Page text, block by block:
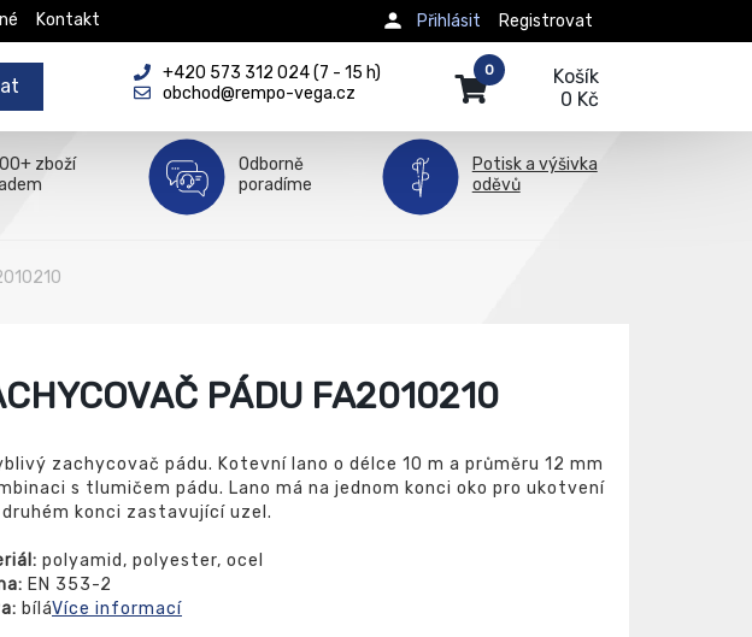
Kontakt Registrovat
Přihlásit
+420 573 312 024 (7 - 15 h)
obchod@rempo-vega.cz
Košík
0 Kč
0
zboží
Odborně
poradíme
Potisk a výšivka
oděvů
PÁDU FA2010210
zachycovač pádu. Kotevní lano o délce 10 m a průměru 12 mm
s tlumičem pádu. Lano má na jednom konci oko pro ukotvení
druhém konci zastavující uzel.
polyamid, polyester, ocel
EN 353-2
bíláVíce informací